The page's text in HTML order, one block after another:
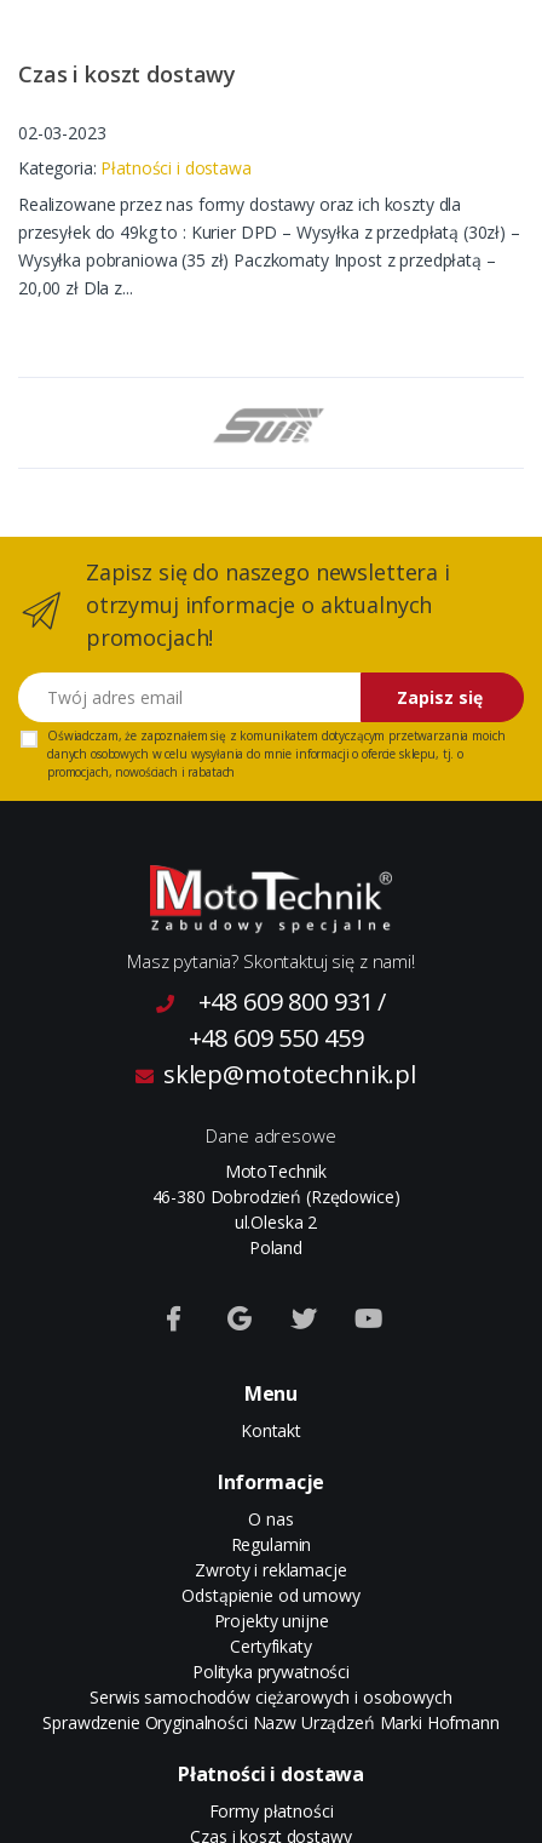
Czas i koszt dostawy
02-03-2023
Kategoria: Płatności i dostawa
Realizowane przez nas formy dostawy oraz ich koszty dla
przesyłek do 49kg to : Kurier DPD – Wysyłka z przedpłatą (30zł) –
Wysyłka pobraniowa (35 zł) Paczkomaty Inpost z przedpłatą –
20,00 zł Dla z...
Zapisz się do naszego newslettera i
otrzymuj informacje o aktualnych
promocjach!
Twój adres email
Zapisz się
Oświadczam, że zapoznałem się z komunikatem dotyczącym przetwarzania moich
danych osobowych w celu wysyłania do mnie informacji o ofercie sklepu, tj. o
promocjach, nowościach i rabatach
Masz pytania? Skontaktuj się z nami!
+48 609 800 931 /
+48 609 550 459
sklep@mototechnik.pl
Dane adresowe
MotoTechnik
46-380 Dobrodzień (Rzędowice)
ul.Oleska 2
Poland
Menu
Kontakt
Informacje
O nas
Regulamin
Zwroty i reklamacje
Odstąpienie od umowy
Projekty unijne
Certyfikaty
Polityka prywatności
Serwis samochodów ciężarowych i osobowych
Sprawdzenie Oryginalności Nazw Urządzeń Marki Hofmann
Płatności i dostawa
Formy płatności
Czas i koszt dostawy